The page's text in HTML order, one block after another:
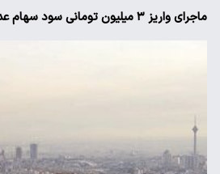
ماجرای واریز ۳ میلیون تومانی سود سهام عدالت چیست؟